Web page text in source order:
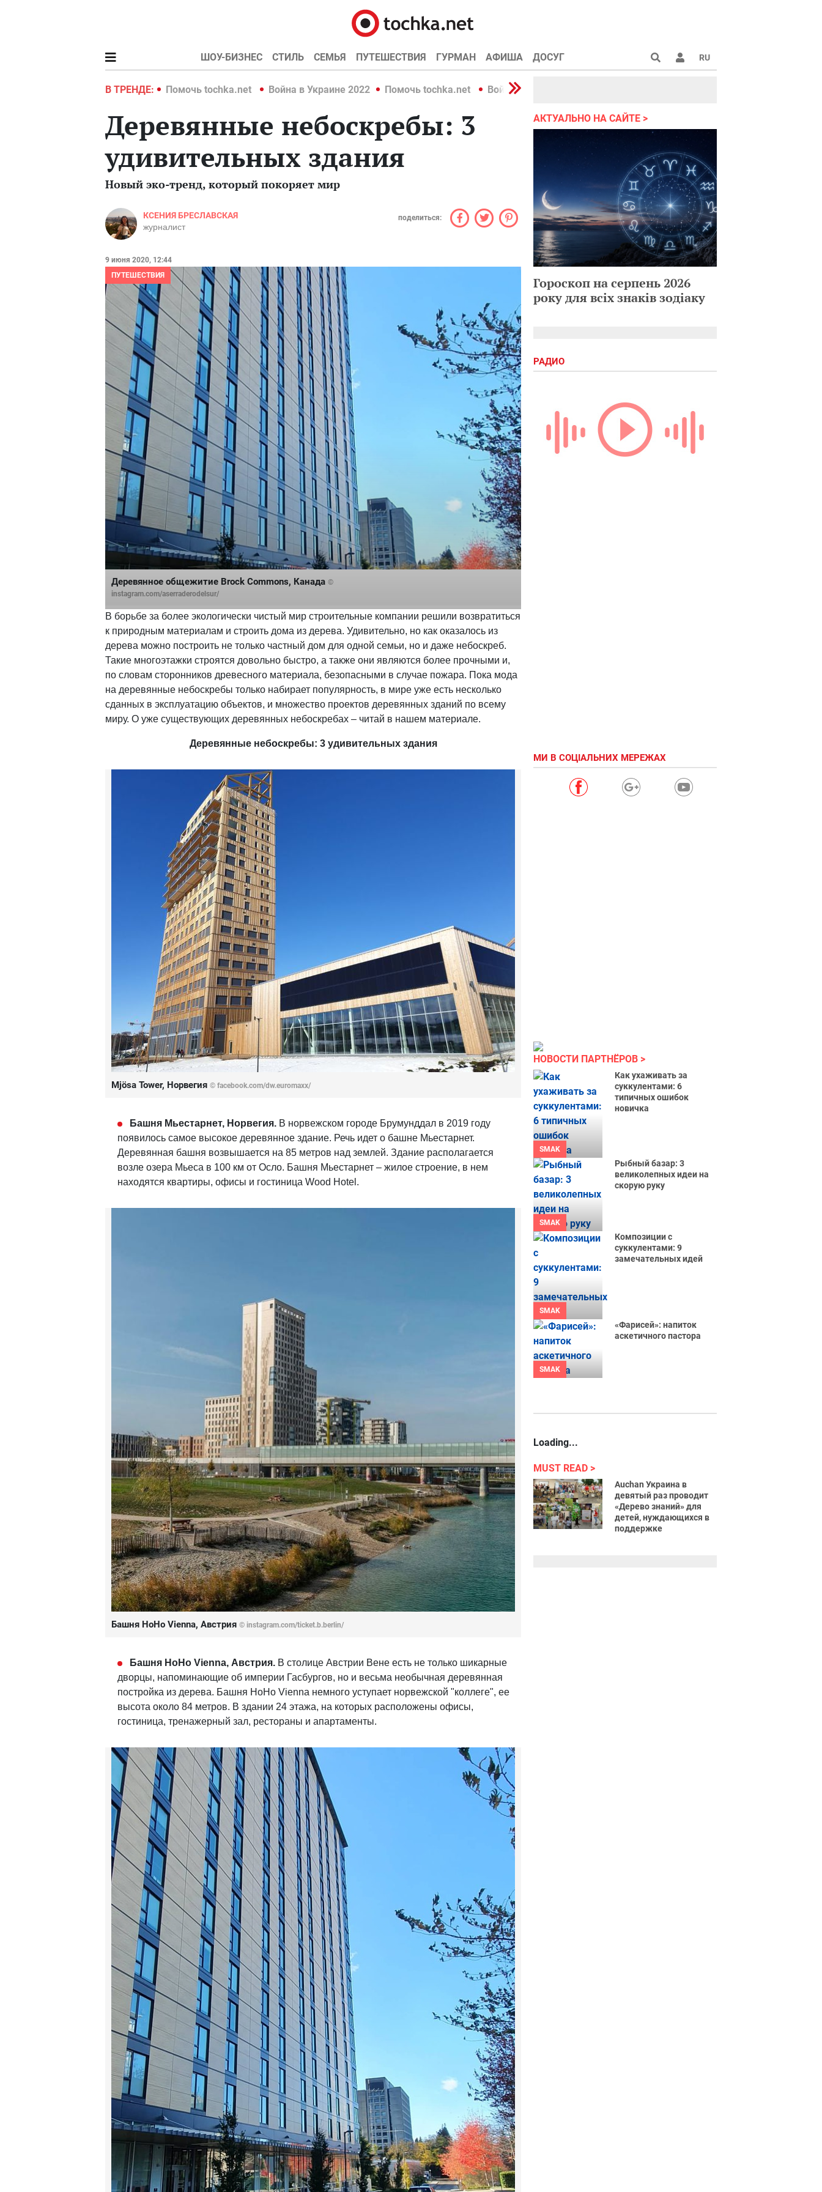
ШОУ-БИЗНЕС СТИЛЬ СЕМЬЯ ПУТЕШЕСТВИЯ ГУРМАН АФИША ДОСУГ RU
В ТРЕНДЕ:
Война в Украине 2022 Помочь tochka.net Война в Украине 2022 Помочь tochka.net Война в Украине 2022
Деревянные небоскребы: 3
удивительных здания
Новый эко-тренд, который покоряет мир
КСЕНИЯ БРЕСЛАВСКАЯ
журналист
поделиться:
9 июня 2020, 12:44
ПУТЕШЕСТВИЯ
Деревянное общежитие Brock Commons, Канада ©
instagram.com/aserraderodelsur/
В борьбе за более экологически чистый мир строительные компании решили возвратиться
к природным материалам и строить дома из дерева. Удивительно, но как оказалось из
дерева можно построить не только частный дом для одной семьи, но и даже небоскреб.
Такие многоэтажки строятся довольно быстро, а также они являются более прочными и,
по словам сторонников древесного материала, безопасными в случае пожара. Пока мода
на деревянные небоскребы только набирает популярность, в мире уже есть несколько
сданных в эксплуатацию объектов, и множество проектов деревянных зданий по всему
миру. О уже существующих деревянных небоскребах – читай в нашем материале.
Деревянные небоскребы: 3 удивительных здания
Mjösa Tower, Норвегия © facebook.com/dw.euromaxx/
Башня Мьестарнет, Норвегия. В норвежском городе Брумунддал в 2019 году
появилось самое высокое деревянное здание. Речь идет о башне Мьестарнет.
Деревянная башня возвышается на 85 метров над землей. Здание располагается
возле озера Мьеса в 100 км от Осло. Башня Мьестарнет – жилое строение, в нем
находятся квартиры, офисы и гостиница Wood Hotel.
Башня HoHo Vienna, Австрия © instagram.com/ticket.b.berlin/
Башня HoHo Vienna, Австрия. В столице Австрии Вене есть не только шикарные
дворцы, напоминающие об империи Гасбургов, но и весьма необычная деревянная
постройка из дерева. Башня HoHo Vienna немного уступает норвежской "коллеге", ее
высота около 84 метров. В здании 24 этажа, на которых расположены офисы,
гостиница, тренажерный зал, рестораны и апартаменты.
АКТУАЛЬНО НА САЙТЕ
Гороскоп на серпень 2026
року для всіх знаків зодіаку
РАДИО
МИ В СОЦІАЛЬНИХ МЕРЕЖАХ
НОВОСТИ ПАРТНЁРОВ
SMAK
Как ухаживать за
суккулентами: 6
типичных ошибок
новичка
SMAK
Рыбный базар: 3
великолепных идеи на
скорую руку
SMAK
Композиции с
суккулентами: 9
замечательных идей
SMAK
«Фарисей»: напиток
аскетичного пастора
Loading...
MUST READ
Auchan Украина в
девятый раз проводит
«Дерево знаний» для
детей, нуждающихся в
поддержке